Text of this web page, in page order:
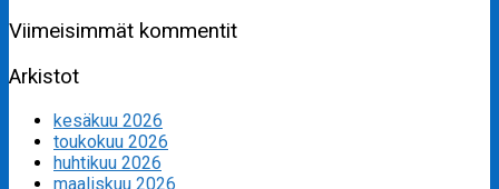
Viimeisimmät kommentit
Arkistot
kesäkuu 2026
toukokuu 2026
huhtikuu 2026
maaliskuu 2026